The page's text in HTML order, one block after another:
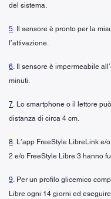
del sistema.
5. Il sensore è pronto per la
l’attivazione.
6. Il sensore è impermeabile
minuti.
7. Lo smartphone o il lettore
distanza di circa 4 cm.
8. L’app FreeStyle LibreLink
2 e/o FreeStyle Libre 3 hanno
9. Per un profilo glicemico
Libre ogni 14 giorni ed